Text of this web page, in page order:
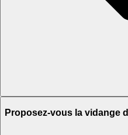
Proposez-vous la vidange